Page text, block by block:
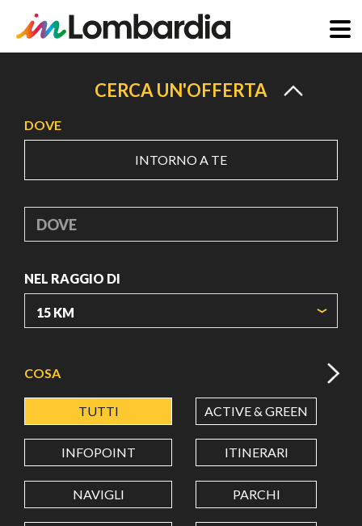
principale
CERCA UN'OFFERTA
DOVE
INTORNO A TE
DOVE
NEL RAGGIO DI
LATITUDINE
LONGITUDINE
COSA
TUTTI ACTIVE & GREEN
INFOPOINT ITINERARI
NAVIGLI PARCHI